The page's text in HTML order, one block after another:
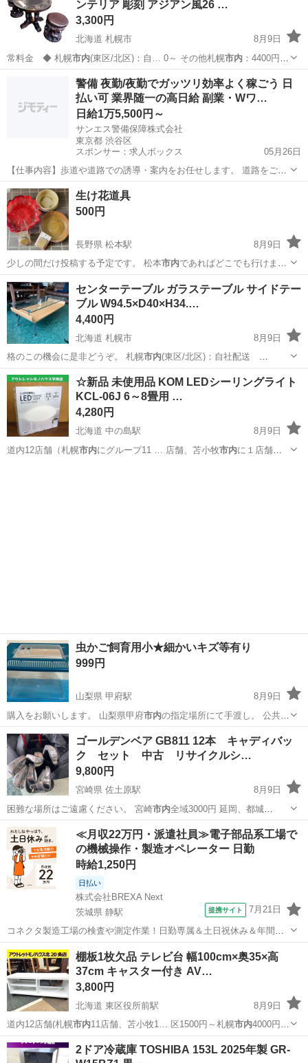
ンテリア 彫刻 アジアン風26 …
3,300円
北海道 札幌市
8月9日
常料金 ◆ 札幌市内(東区/北区)：自… 0～ その他札幌市内：4400円～
…
札幌市 ダイニングセット 木彫り
警備 夜勤/夜勤でガッツリ効率よく稼ごう 日
払い可 業界随一の高日給 副業・Wワ…
日給1万5,500円～
サンエス警備保障株式会社
東京都 渋谷区
スポンサー：求人ボックス
05月26日
【仕事内容】歩道や道路での誘導・案内をお任せします。 道路をご利
用される車両や歩行者の方が安全に安心して通行するために適切に誘
導してください。 勤務地へは直行直帰OKです! <未経験でも安心!!> 丁
寧な研修20hで基本的な知識を...
アルバイト・パート
生け花道具
500円
長野県 松本駅
8月9日
少しの間だけ投稿する予定です。 松本市内であればどこでも行けま
す。
長野 松本市 松本駅 食品
センターテーブル ガラステーブル サイドテー
ブル W94.5×D40×H34.…
4,400円
北海道 札幌市
8月9日
格のこの機会に是非どうぞ。 札幌市内(東区/北区)：自社配送
￥3,300…
北海道 札幌市 テーブル 東区
☆新品 未使用品 KOM LEDシーリングライト
KCL-06J 6～8畳用 …
4,280円
北海道 中の島駅
8月9日
道内12店舗（札幌市内にグループ11 … 店舗、苫小牧市内に１店舗）
虫かご飼育用小★細かいキズ等有り
999円
山梨県 甲府駅
8月9日
購入をお願いします。 山梨県甲府市内の指定場所にて手渡し。 公共の
往来が…
山梨 甲府市
ゴールデンベア GB811 12本 キャディバッ
ク セット 中古 リサイクルシ…
9,800円
宮崎県 佐土原駅
8月9日
困難な場所はご遠慮ください。 宮崎市内全域3000円 延岡、都城
5000~…
宮崎 宮崎市 佐土原駅 スポーツ ゴールデンベア
≪月収22万円・派遣社員≫電子部品系工場で
の機械操作・製造オペレーター 日勤
時給1,250円
日払い
株式会社BREXA Next
茨城県 静駅
提携サイト 7月21日
コネクタ製造工場の検査や測定作業！日勤専属＆土日祝休み＆年間休
日128日★クリーンルーム内作業★マイカー通勤OK＆無料駐車場あり
★就業先食堂利用可！日払い制度あり！《茨城県常陸大宮市》 人気の
工場のお仕事 ◇コネクタ製造工...
茨城 常陸大宮市 静駅 その他
棚板1枚欠品 テレビ台 幅100cm×奥35×高
37cm キャスター付き AV…
3,800円
北海道 東区役所前駅
8月9日
道内12店舗(札幌市内11店舗、苫小牧1… 区1500円～札幌市内4000円程
度） …
北海道 札幌市 東区役所前駅
2ドア冷蔵庫 TOSHIBA 153L 2025年製 GR-